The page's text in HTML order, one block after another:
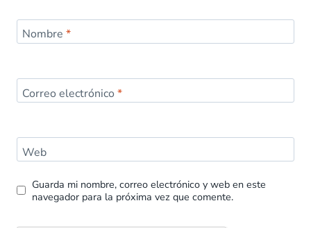
Nombre *
Correo electrónico *
Web
Guarda mi nombre, correo electrónico y web en este
navegador para la próxima vez que comente.